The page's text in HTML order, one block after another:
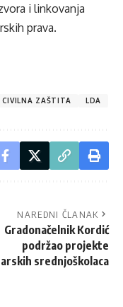
i linkovanja
prava.
CIVILNA ZAŠTITA LDA
NAREDNI ČLANAK
Gradonačelnik Kordić
podržao projekte
srednjoškolaca